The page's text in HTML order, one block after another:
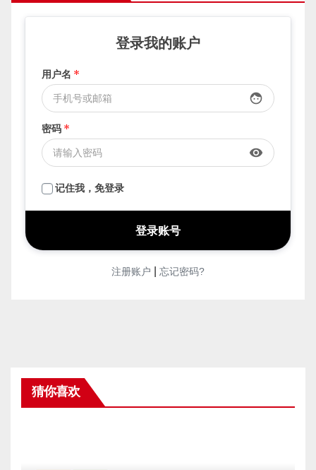
登录我的账户
用户名 *
face
密码 *
visibility
记住我，免登录
注册账户 忘记密码?
猜你喜欢